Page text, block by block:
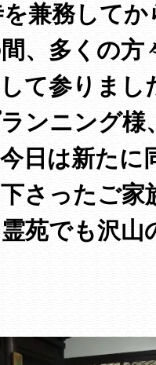
兼務してか
、多くの方
て参りまし
ンニング様
日は新たに
さったご
苑でも沢山